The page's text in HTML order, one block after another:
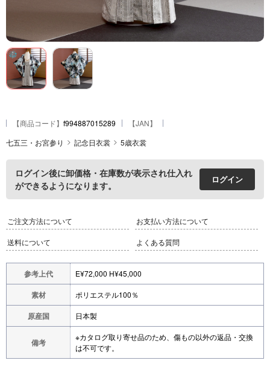
【商品コード】 f994887015289
【JAN】
七五三・お宮参り
記念日衣裳 5歳衣裳
ログイン後に卸価格・在庫数が表示され仕入れ
ができるようになります。
ログイン
ご注文方法について お支払い方法について
送料について よくある質問
参考上代 E¥72,000 H¥45,000
素材 ポリエステル100％
原産国 日本製
備考
※カタログ取り寄せ品のため、傷もの以外の返品・交換
は不可です。